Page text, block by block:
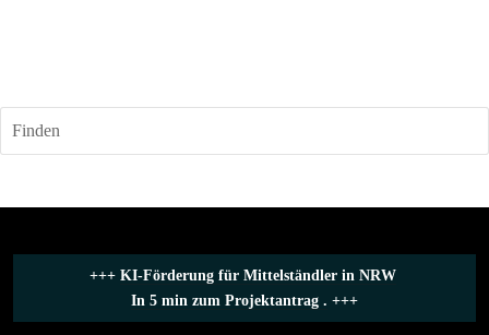
Finden
+++ KI-Förderung für Mittelständler in NRW
In 5 min zum Projektantrag . +++